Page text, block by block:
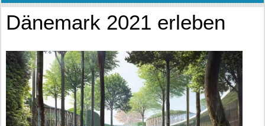
Dänemark 2021 erleben